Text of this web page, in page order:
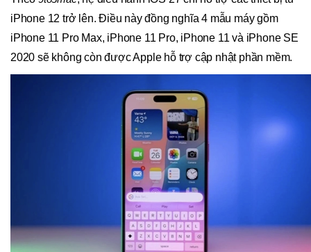
iPhone 12 trở lên. Điều này đồng nghĩa 4 mẫu máy gồm
iPhone 11 Pro Max, iPhone 11 Pro, iPhone 11 và iPhone SE
2020 sẽ không còn được Apple hỗ trợ cập nhật phần mềm.